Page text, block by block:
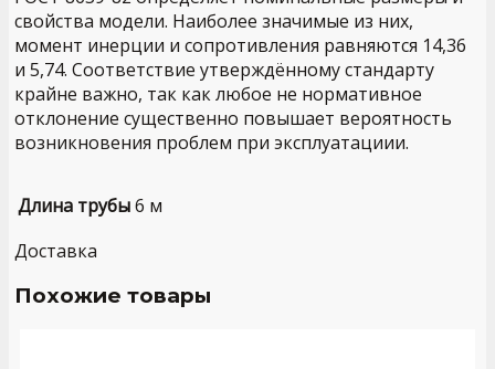
свойства модели. Наиболее значимые из них,
момент инерции и сопротивления равняются 14,36
и 5,74. Соответствие утверждённому стандарту
крайне важно, так как любое не нормативное
отклонение существенно повышает вероятность
возникновения проблем при эксплуатациии.
Длина трубы6 м
Доставка
Похожие товары